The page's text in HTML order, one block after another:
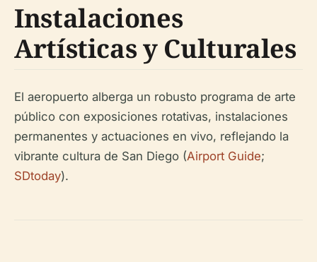
Instalaciones
Artísticas y Culturales
El aeropuerto alberga un robusto programa de arte
público con exposiciones rotativas, instalaciones
permanentes y actuaciones en vivo, reflejando la
vibrante cultura de San Diego (Airport Guide;
SDtoday).